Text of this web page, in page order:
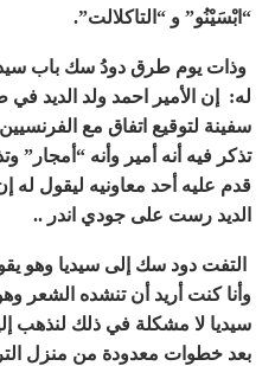
“ابْسَيْنُو” و “التاكلالت”.
وذات يوم طرق دودُ سك باب
له: إن الأمير احمد ولد الديد
سفينة لتوقيع اتفاق مع
تذكر فيه أنه أمير وأنه “أمجار”
قدم عليه أحد معاونيه ليقول له
الديد رست على جودي اندر ..
التفت دود سك إلى سيديا وهو
وأنا كنت أريد أن تنشده الشعر
سيديا لا مشكلة في ذلك لنذهب
بعد خطوات معدودة من منزل